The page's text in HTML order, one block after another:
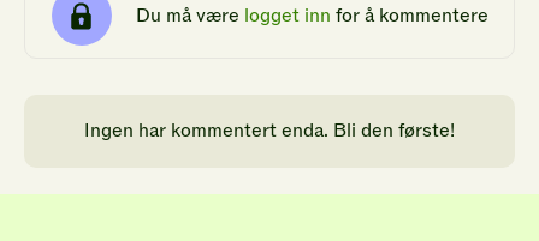
Du må være logget inn for å kommentere
Ingen har kommentert enda. Bli den første!